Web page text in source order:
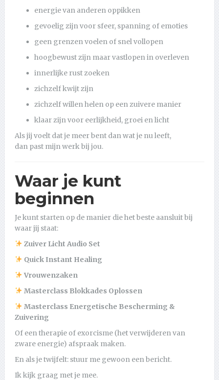
energie van anderen oppikken
gevoelig zijn voor sfeer, spanning of emoties
geen grenzen voelen of snel vollopen
hoogbewust zijn maar vastlopen in overleven
innerlijke rust zoeken
zichzelf kwijt zijn
zichzelf willen helen op een zuivere manier
klaar zijn voor eerlijkheid, groei en licht
Als jij voelt dat je meer bent dan wat je nu leeft,
dan past mijn werk bij jou.
Waar je kunt
beginnen
Je kunt starten op de manier die het beste aansluit bij
waar jij staat:
Zuiver Licht Audio Set
Quick Instant Healing
Vrouwenzaken
Masterclass Blokkades Oplossen
Masterclass Energetische Bescherming &
Zuivering
Of een therapie of exorcisme (het verwijderen van
zware energie) afspraak maken.
En als je twijfelt: stuur me gewoon een bericht.
Ik kijk graag met je mee.